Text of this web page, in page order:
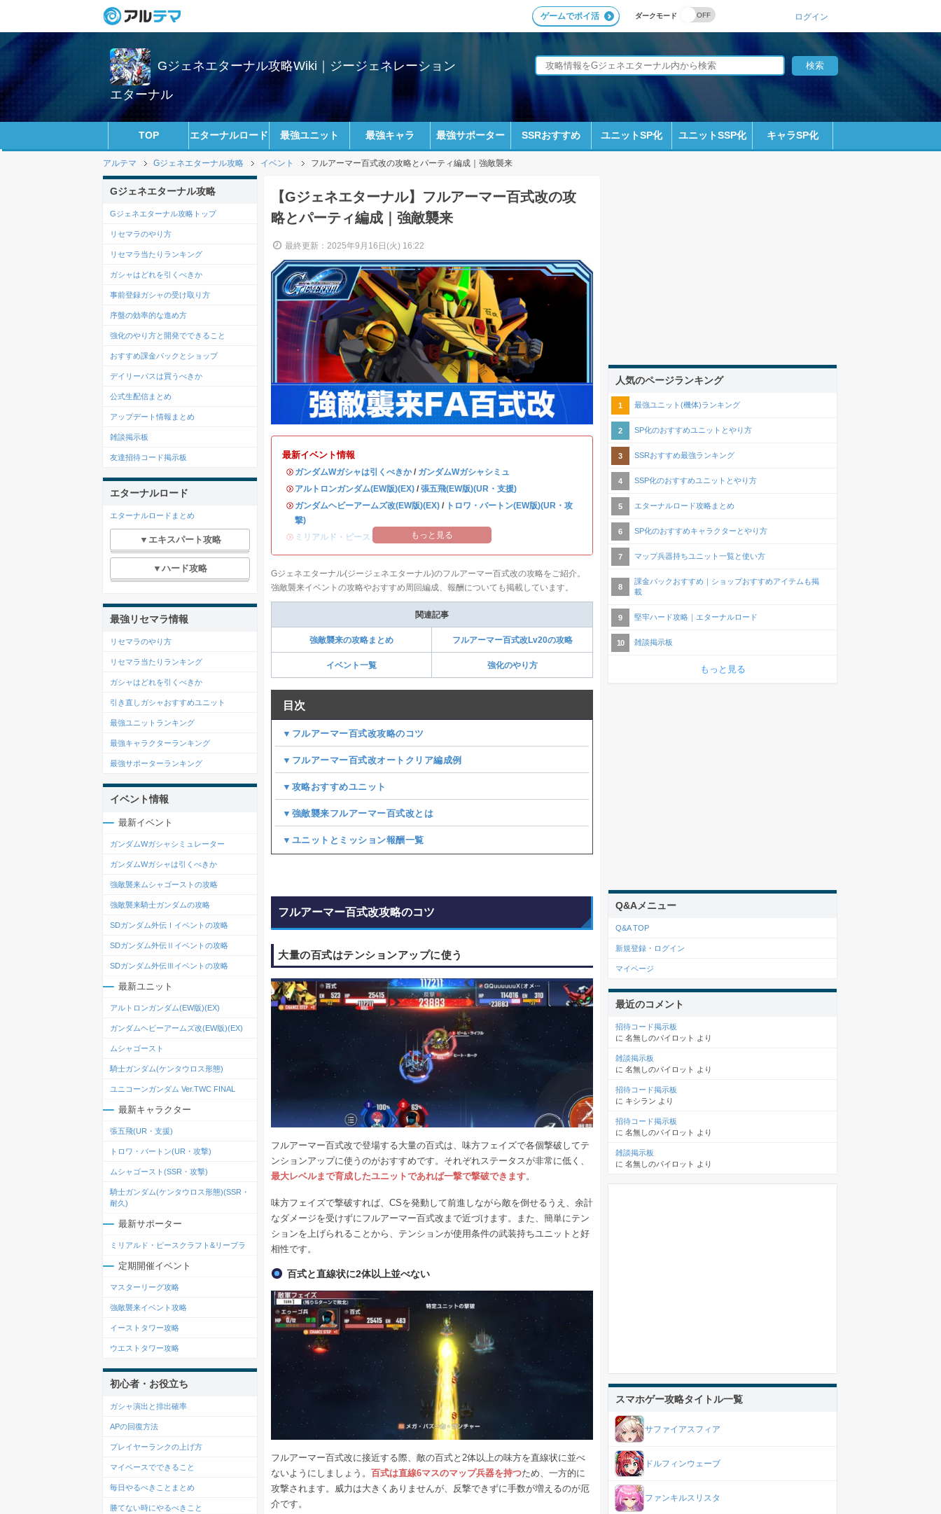
ダークモード
ゲームでポイ活 ログイン
Gジェネエターナル攻略Wiki｜ジージェネレーション
エターナル
TOP エターナルロード 最強ユニット 最強キャラ 最強サポーター SSRおすすめ ユニットSP化 ユニットSSP化 キャラSP化
アルテマ Gジェネエターナル攻略 イベント フルアーマー百式改の攻略とパーティ編成｜強敵襲来
【Gジェネエターナル】フルアーマー百式改の攻
略とパーティ編成｜強敵襲来
最終更新：2025年9月16日(火) 16:22
最新イベント情報
・ ガンダムWガシャは引くべきか/ ガンダムWガシャシミュ
・ アルトロンガンダム(EW版)(EX) / 張五飛(EW版)(UR・支援)
・ ガンダムヘビーアームズ改(EW版)(EX) / トロワ・バートン(EW版)(UR・攻
撃)
・ ミリアルド・ピースクラフト&リーブラ
もっと見る
Gジェネエターナル(ジージェネエターナル)のフルアーマー百式改の攻略をご紹介。
強敵襲来イベントの攻略やおすすめ周回編成、報酬についても掲載しています。
関連記事
強敵襲来の攻略まとめ フルアーマー百式改Lv20の攻略
イベント一覧 強化のやり方
目次
▼フルアーマー百式改攻略のコツ
▼フルアーマー百式改オートクリア編成例
▼攻略おすすめユニット
▼強敵襲来フルアーマー百式改とは
▼ユニットとミッション報酬一覧
フルアーマー百式改攻略のコツ
大量の百式はテンションアップに使う
フルアーマー百式改で登場する大量の百式は、味方フェイズで各個撃破してテ
ンションアップに使うのがおすすめです。それぞれステータスが非常に低く、
最大レベルまで育成したユニットであれば一撃で撃破できます。
味方フェイズで撃破すれば、CSを発動して前進しながら敵を倒せるうえ、余計
なダメージを受けずにフルアーマー百式改まで近づけます。また、簡単にテン
ションを上げられることから、テンションが使用条件の武装持ちユニットと好
相性です。
百式と直線状に2体以上並べない
フルアーマー百式改に接近する際、敵の百式と2体以上の味方を直線状に並べ
ないようにしましょう。 百式は直線6マスのマップ兵器を持つため、一方的に
攻撃されます。威力は大きくありませんが、反撃できずに手数が増えるのが厄
介です。
Gジェネエターナル攻略
Gジェネエターナル攻略トップ
リセマラのやり方
リセマラ当たりランキング
ガシャはどれを引くべきか
事前登録ガシャの受け取り方
序盤の効率的な進め方
強化のやり方と開発でできること
おすすめ課金パックとショップ
デイリーパスは買うべきか
公式生配信まとめ
アップデート情報まとめ
雑談掲示板
友達招待コード掲示板
エターナルロード
エターナルロードまとめ
▼エキスパート攻略
▼ハード攻略
最強リセマラ情報
リセマラのやり方
リセマラ当たりランキング
ガシャはどれを引くべきか
引き直しガシャおすすめユニット
最強ユニットランキング
最強キャラクターランキング
最強サポーターランキング
イベント情報
最新イベント
ガンダムWガシャシミュレーター
ガンダムWガシャは引くべきか
強敵襲来ムシャゴーストの攻略
強敵襲来騎士ガンダムの攻略
SDガンダム外伝Ⅰイベントの攻略
SDガンダム外伝Ⅱイベントの攻略
SDガンダム外伝Ⅲイベントの攻略
最新ユニット
アルトロンガンダム(EW版)(EX)
ガンダムヘビーアームズ改(EW版)(EX)
ムシャゴースト
騎士ガンダム(ケンタウロス形態)
ユニコーンガンダム Ver.TWC FINAL
最新キャラクター
張五飛(UR・支援)
トロワ・バートン(UR・攻撃)
ムシャゴースト(SSR・攻撃)
騎士ガンダム(ケンタウロス形態)(SSR・
耐久)
最新サポーター
ミリアルド・ピースクラフト&リーブラ
定期開催イベント
マスターリーグ攻略
強敵襲来イベント攻略
イーストタワー攻略
ウエストタワー攻略
初心者・お役立ち
ガシャ演出と排出確率
APの回復方法
プレイヤーランクの上げ方
マイベースでできること
毎日やるべきことまとめ
勝てない時にやるべきこと
人気のページランキング
最強ユニット(機体)ランキング
SP化のおすすめユニットとやり方
SSRおすすめ最強ランキング
SSP化のおすすめユニットとやり方
エターナルロード攻略まとめ
SP化のおすすめキャラクターとやり方
マップ兵器持ちユニット一覧と使い方
課金パックおすすめ｜ショップおすすめアイテムも掲
載
堅牢ハード攻略｜エターナルロード
雑談掲示板
もっと見る
Q&Aメニュー
Q&A TOP
新規登録・ログイン
マイページ
最近のコメント
招待コード掲示板
に 名無しのパイロット より
雑談掲示板
に 名無しのパイロット より
招待コード掲示板
に キシラン より
招待コード掲示板
に 名無しのパイロット より
雑談掲示板
に 名無しのパイロット より
スマホゲー攻略タイトル一覧
サファイアスフィア
ドルフィンウェーブ
ファンキルスリスタ